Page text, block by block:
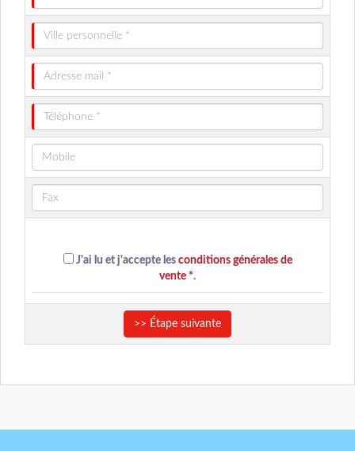
J'ai lu et j'accepte les conditions générales de
vente *.
>> Étape suivante